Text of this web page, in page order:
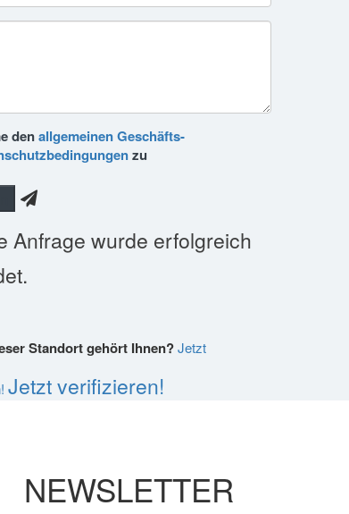
denallgemeinen Geschäfts-
zu
Anfrage wurde erfolgreich
Standort gehört Ihnen?Jetzt
Jetzt verifizieren!
NEWSLETTER